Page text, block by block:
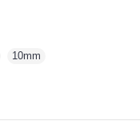
10mm